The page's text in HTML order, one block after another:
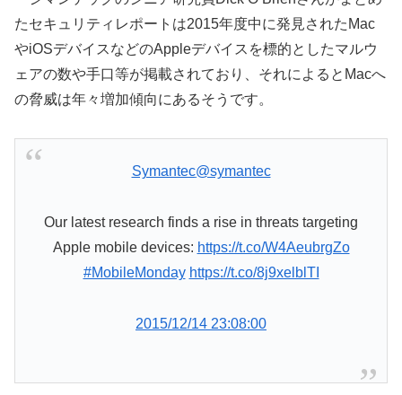
たセキュリティレポートは2015年度中に発見されたMac
やiOSデバイスなどのAppleデバイスを標的としたマルウ
ェアの数や手口等が掲載されており、それによるとMacへ
の脅威は年々増加傾向にあるそうです。
Symantec@symantec
Our latest research finds a rise in threats targeting
Apple mobile devices: https://t.co/W4AeubrgZo
#MobileMonday https://t.co/8j9xelblTI
2015/12/14 23:08:00